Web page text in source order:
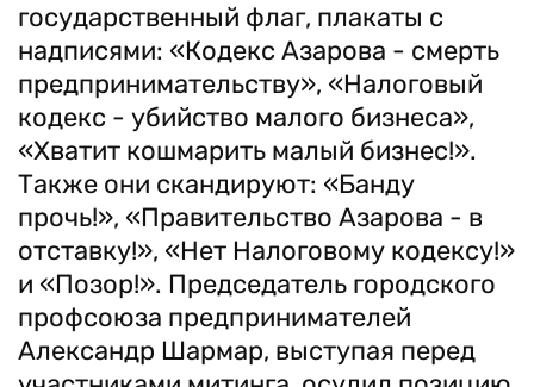
государственный флаг, плакаты с
надписями: «Кодекс Азарова - смерть
предпринимательству», «Налоговый
кодекс - убийство малого бизнеса»,
«Хватит кошмарить малый бизнес!».
Также они скандируют: «Банду
прочь!», «Правительство Азарова - в
отставку!», «Нет Налоговому кодексу!»
и «Позор!». Председатель городского
профсоюза предпринимателей
Александр Шармар, выступая перед